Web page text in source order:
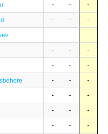
- - -
- - -
- - -
- - -
- - -
- - -
- - -
- - -
- - -